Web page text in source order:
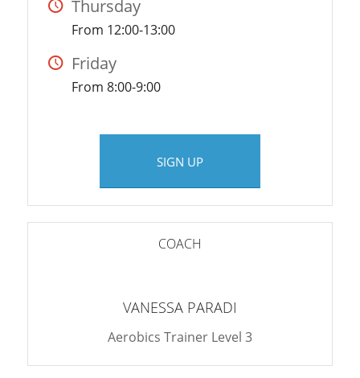
Thursday
From 12:00-13:00
Friday
From 8:00-9:00
SIGN UP
COACH
VANESSA PARADI
Aerobics Trainer Level 3